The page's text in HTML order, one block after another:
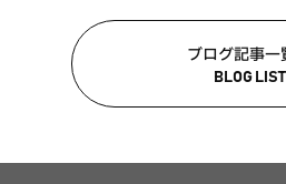
ブログ記事一
BLOG LIST